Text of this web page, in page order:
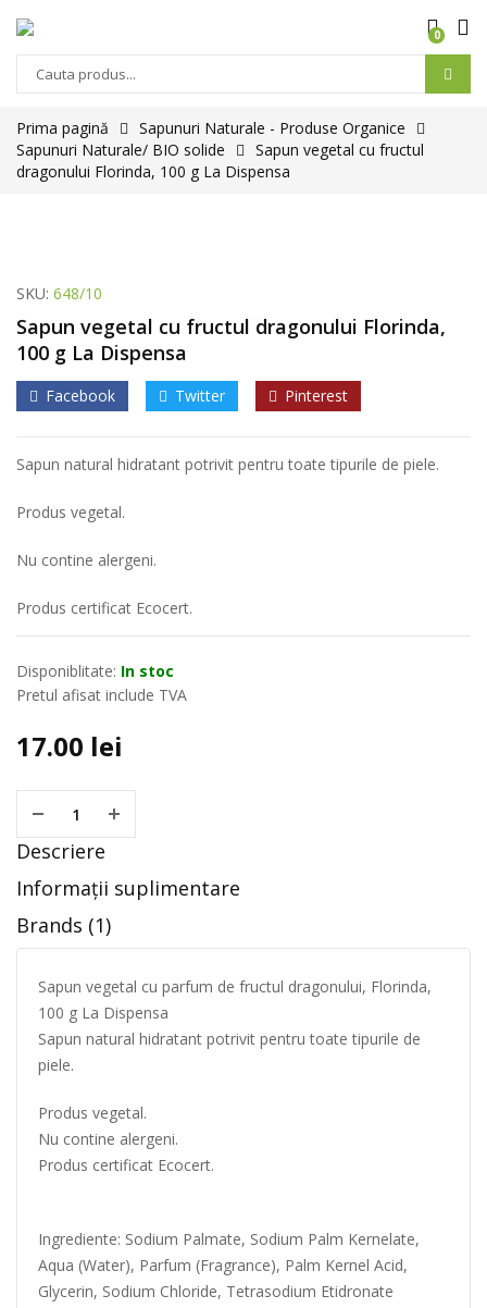
0
Prima pagină
Sapunuri Naturale - Produse Organice
Sapunuri Naturale/ BIO solide
Sapun vegetal cu fructul
dragonului Florinda, 100 g La Dispensa
SKU: 648/10
Sapun vegetal cu fructul dragonului Florinda,
100 g La Dispensa
Facebook Twitter Pinterest
Sapun natural hidratant potrivit pentru toate tipurile de piele.
Produs vegetal.
Nu contine alergeni.
Produs certificat Ecocert.
Disponiblitate: In stoc
Pretul afisat include TVA
17.00 lei
Descriere
Informații suplimentare
Brands (1)
Sapun vegetal cu parfum de fructul dragonului, Florinda,
100 g La Dispensa
Sapun natural hidratant potrivit pentru toate tipurile de
piele.
Produs vegetal.
Nu contine alergeni.
Produs certificat Ecocert.
Ingrediente: Sodium Palmate, Sodium Palm Kernelate,
Aqua (Water), Parfum (Fragrance), Palm Kernel Acid,
Glycerin, Sodium Chloride, Tetrasodium Etidronate